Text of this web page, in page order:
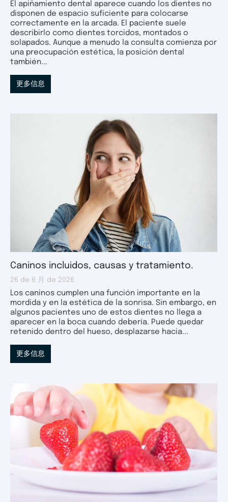
El apiñamiento dental aparece cuando los dientes no
disponen de espacio suficiente para colocarse
correctamente en la arcada. El paciente suele
describirlo como dientes torcidos, montados o
solapados. Aunque a menudo la consulta comienza por
una preocupación estética, la posición dental
también...
更多信息
Caninos incluidos, causas y tratamiento.
26 de 6 月 de 2026
Los caninos cumplen una función importante en la
mordida y en la estética de la sonrisa. Sin embargo, en
algunos pacientes uno de estos dientes no llega a
aparecer en la boca cuando debería. Puede quedar
retenido dentro del hueso, desplazarse hacia...
更多信息